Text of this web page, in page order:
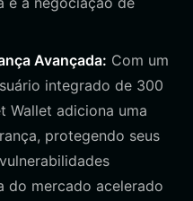
Avançada: Com um
integrado de 300
Wallet adiciona uma
protegendo seus
do mercado acelerado